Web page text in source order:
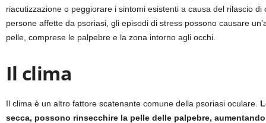
riacutizzazione o peggiorare i sintomi esistenti a causa del rilascio
persone affette da psoriasi, gli episodi di stress possono causare
pelle, comprese le palpebre e la zona intorno agli occhi.
Il clima
Il clima è un altro fattore scatenante comune della psoriasi oculare.
secca, possono rinsecchire la pelle delle palpebre,